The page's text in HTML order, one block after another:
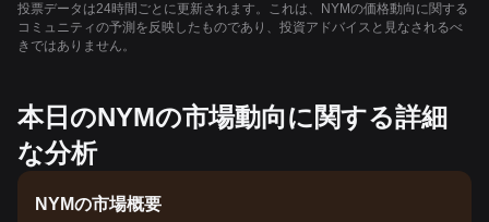
投票データは24時間ごとに更新されます。これは、NYMの価格動向に関する
コミュニティの予測を反映したものであり、投資アドバイスと見なされるべ
きではありません。
本日のNYMの市場動向に関する詳細
な分析
NYMの市場概要